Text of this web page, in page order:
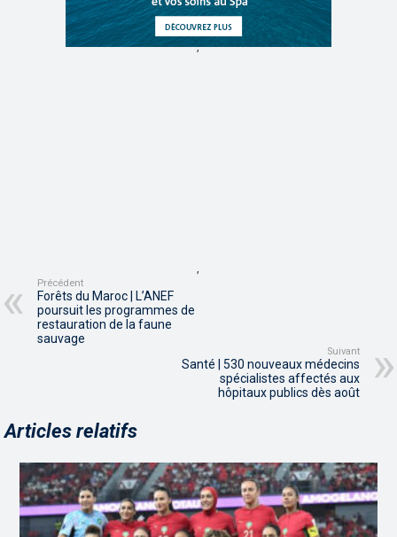
,
,
Précédent
Forêts du Maroc | L’ANEF
poursuit les programmes de
restauration de la faune
sauvage
Suivant
Santé | 530 nouveaux médecins
spécialistes affectés aux
hôpitaux publics dès août
Articles relatifs